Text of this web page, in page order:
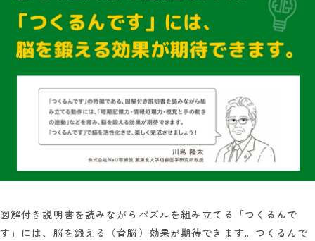
図解付き説明書を読みながらパズルを組み立てる「つくるんで
す」には、脳を鍛える（育脳）効果が期待できます。つくるんで